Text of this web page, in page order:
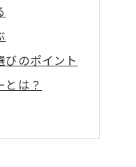
のポイント
は？